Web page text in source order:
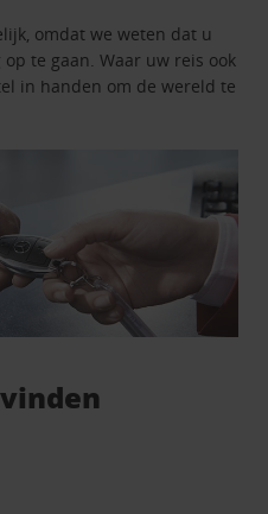
omdat we weten dat u
te gaan. Waar uw reis ook
in handen om de wereld te